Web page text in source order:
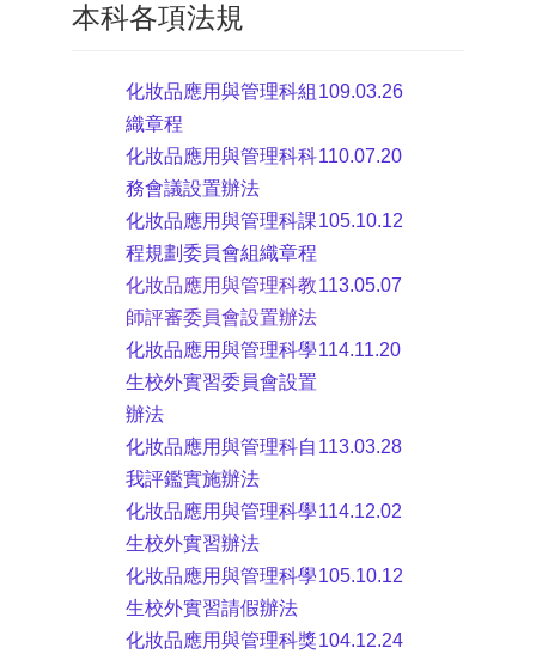
本科各項法規
化妝品應用與管理科組
織章程
109.03.26
化妝品應用與管理科科
務會議設置辦法
110.07.20
化妝品應用與管理科課
程規劃委員會組織章程
105.10.12
化妝品應用與管理科教
師評審委員會設置辦法
113.05.07
化妝品應用與管理科學
生校外實習委員會設置
辦法
114.11.20
化妝品應用與管理科自
我評鑑實施辦法
113.03.28
化妝品應用與管理科學
生校外實習辦法
114.12.02
化妝品應用與管理科學
生校外實習請假辦法
105.10.12
化妝品應用與管理科獎104.12.24